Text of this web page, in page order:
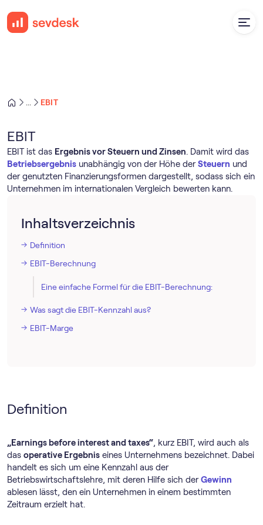
EBIT
EBIT
EBIT ist das Ergebnis vor Steuern und Zinsen. Damit wird das
Betriebsergebnis unabhängig von der Höhe derSteuern und
der genutzten Finanzierungsformen dargestellt, sodass sich ein
Unternehmen im internationalen Vergleich bewerten kann.
Inhaltsverzeichnis
Definition
EBIT-Berechnung
Eine einfache Formel für die EBIT-Berechnung:
Was sagt die EBIT-Kennzahl aus?
EBIT-Marge
Definition
„Earnings before interest and taxes“, kurz EBIT, wird auch als
das operative Ergebnis eines Unternehmens bezeichnet. Dabei
handelt es sich um eine Kennzahl aus der
Betriebswirtschaftslehre, mit deren Hilfe sich derGewinn
ablesen lässt, den ein Unternehmen in einem bestimmten
Zeitraum erzielt hat.